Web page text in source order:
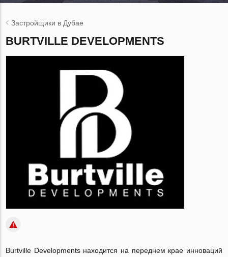
Застройщики в Дубае
BURTVILLE DEVELOPMENTS
Burtville Developments находится на переднем крае инноваций